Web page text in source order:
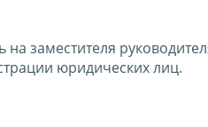
заместителя
юридических лиц.